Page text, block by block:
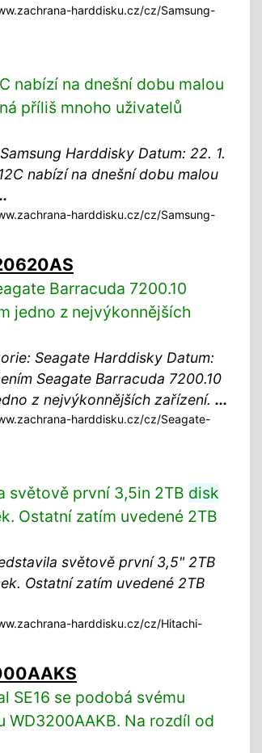
harddisku.cz/cz/Samsung-
nabízí na dnešní dobu malou
příliš mnoho uživatelů
Harddisky Datum: 22. 1.
nabízí na dnešní dobu malou
harddisku.cz/cz/Samsung-
Barracuda 7200.10
jedno z nejvýkonnějších
Seagate Harddisky Datum:
Seagate Barracuda 7200.10
z nejvýkonnějších zařízení. ...
harddisku.cz/cz/Seagate-
světově první 3,5in 2TB disk
Ostatní zatím uvedené 2TB
světově první 3,5" 2TB
Ostatní zatím uvedené 2TB
harddisku.cz/cz/Hitachi-
SE16 se podobá svému
WD3200AAKB. Na rozdíl od